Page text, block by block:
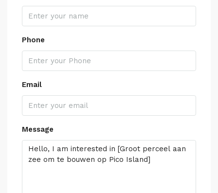
Phone
Email
Message